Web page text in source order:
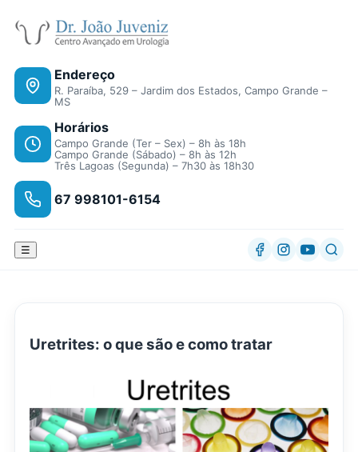
Endereço
R. Paraíba, 529 – Jardim dos Estados, Campo Grande –
MS
Horários
Campo Grande (Ter – Sex) – 8h às 18h
Campo Grande (Sábado) – 8h às 12h
Três Lagoas (Segunda) – 7h30 às 18h30
67 998101-6154
☰
Uretrites: o que são e como tratar